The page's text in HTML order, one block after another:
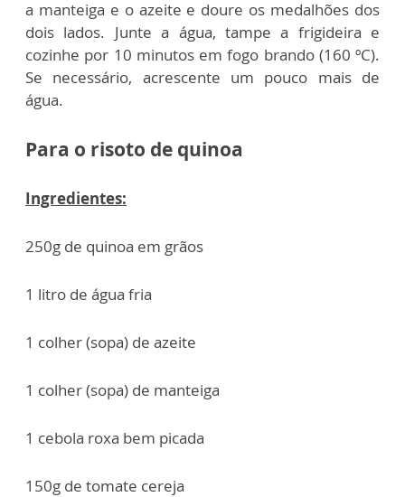
a manteiga e o azeite e doure os medalhões dos
dois lados. Junte a água, tampe a frigideira e
cozinhe por 10 minutos em fogo brando (160 ºC).
Se necessário, acrescente um pouco mais de
água.
Para o risoto de quinoa
Ingredientes:
250g de quinoa em grãos
1 litro de água fria
1 colher (sopa) de azeite
1 colher (sopa) de manteiga
1 cebola roxa bem picada
150g de tomate cereja